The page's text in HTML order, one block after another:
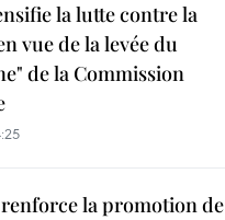
la lutte contre la
vue de la levée du
de la Commission
la promotion de